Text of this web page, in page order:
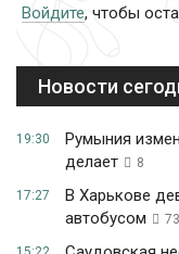
Войдите, чтобы
Новости
19:30
Румыния
делает
8
17:27
В Харькове
автобусом
73